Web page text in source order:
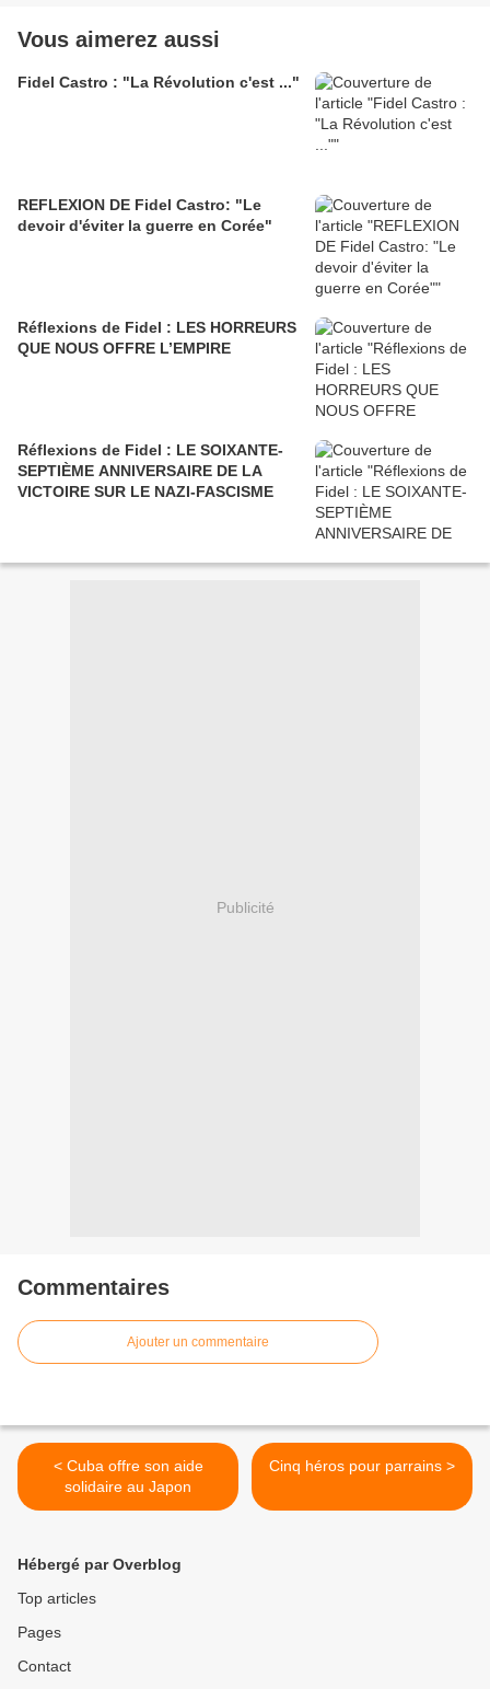
Vous aimerez aussi
Fidel Castro : "La Révolution c'est ..."
REFLEXION DE Fidel Castro: "Le
devoir d'éviter la guerre en Corée"
Réflexions de Fidel : LES HORREURS
QUE NOUS OFFRE L’EMPIRE
Réflexions de Fidel : LE SOIXANTE-
SEPTIÈME ANNIVERSAIRE DE LA
VICTOIRE SUR LE NAZI-FASCISME
Publicité
Commentaires
Ajouter un commentaire
< Cuba offre son aide
solidaire au Japon
Cinq héros pour parrains >
Hébergé par Overblog
Top articles
Pages
Contact